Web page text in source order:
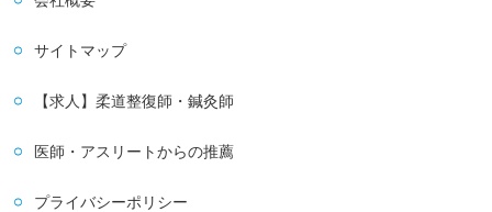
サイトマップ
【求人】柔道整復師・鍼灸師
医師・アスリートからの推薦
プライバシーポリシー